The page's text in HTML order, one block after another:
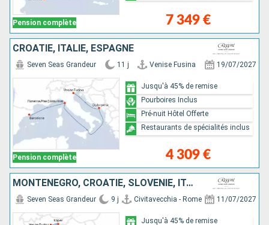
Pension complète 7 349 €
CROATIE, ITALIE, ESPAGNE
Pension complète
Seven Seas Grandeur 11 j Venise Fusina 19/07/2027
4 309 €
Jusqu'à 45% de remise
Pourboires Inclus
Pré-nuit Hôtel Offerte
Restaurants de spécialités inclus
MONTÉNÉGRO, CROATIE, SLOVÉNIE, ITALIE
Seven Seas Grandeur 9 j Civitavecchia - Rome 11/07/2027
Jusqu'à 45% de remise